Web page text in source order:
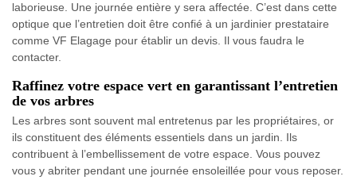
laborieuse. Une journée entière y sera affectée. C’est dans cette
optique que l’entretien doit être confié à un jardinier prestataire
comme VF Elagage pour établir un devis. Il vous faudra le
contacter.
Raffinez votre espace vert en garantissant l’entretien
de vos arbres
Les arbres sont souvent mal entretenus par les propriétaires, or
ils constituent des éléments essentiels dans un jardin. Ils
contribuent à l’embellissement de votre espace. Vous pouvez
vous y abriter pendant une journée ensoleillée pour vous reposer.